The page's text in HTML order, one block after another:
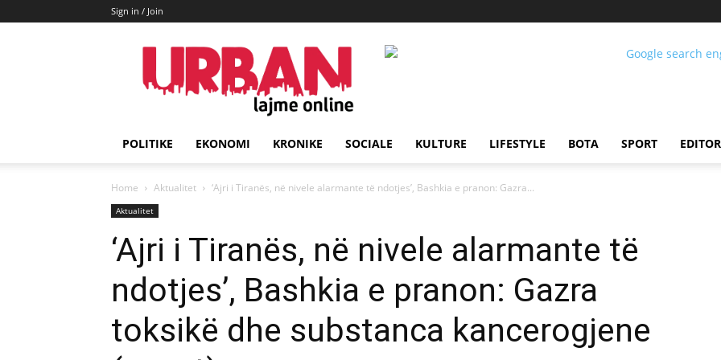
Sign in / Join
URBAN
Lajme
POLITIKE EKONOMI KRONIKE SOCIALE KULTURE LIFESTYLE BOTA SPORT
Home Aktualitet ‘Ajri i Tiranës, në nivele alarmante të ndotjes’, Bashkia e pranon: Gazra...
Aktualitet
‘Ajri i Tiranës, në nivele alarmante të
ndotjes’, Bashkia e pranon: Gazra
toksikë dhe substanca kancerogjene